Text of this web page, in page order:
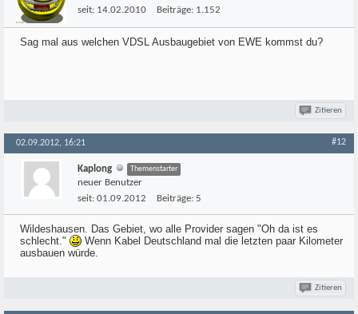
seit: 14.02.2010 Beiträge: 1.152
Sag mal aus welchen VDSL Ausbaugebiet von EWE kommst du?
Zitieren
02.09.2012, 16:21 #12
Kaplong Themenstarter
neuer Benutzer
seit: 01.09.2012 Beiträge: 5
Wildeshausen. Das Gebiet, wo alle Provider sagen "Oh da ist es
schlecht."
Wenn Kabel Deutschland mal die letzten paar Kilometer
ausbauen würde.
Zitieren